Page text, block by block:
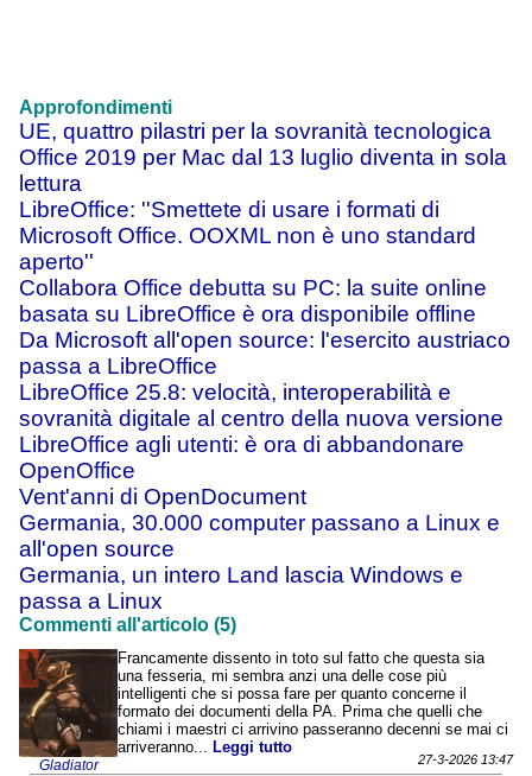
Approfondimenti
UE, quattro pilastri per la sovranità tecnologica
Office 2019 per Mac dal 13 luglio diventa in sola
lettura
LibreOffice: ''Smettete di usare i formati di
Microsoft Office. OOXML non è uno standard
aperto''
Collabora Office debutta su PC: la suite online
basata su LibreOffice è ora disponibile offline
Da Microsoft all'open source: l'esercito austriaco
passa a LibreOffice
LibreOffice 25.8: velocità, interoperabilità e
sovranità digitale al centro della nuova versione
LibreOffice agli utenti: è ora di abbandonare
OpenOffice
Vent'anni di OpenDocument
Germania, 30.000 computer passano a Linux e
all'open source
Germania, un intero Land lascia Windows e
passa a Linux
Commenti all'articolo (5)
Gladiator
Francamente dissento in toto sul fatto che questa sia
una fesseria, mi sembra anzi una delle cose più
intelligenti che si possa fare per quanto concerne il
formato dei documenti della PA. Prima che quelli che
chiami i maestri ci arrivino passeranno decenni se mai ci
arriveranno...
Leggi tutto
27-3-2026 13:47